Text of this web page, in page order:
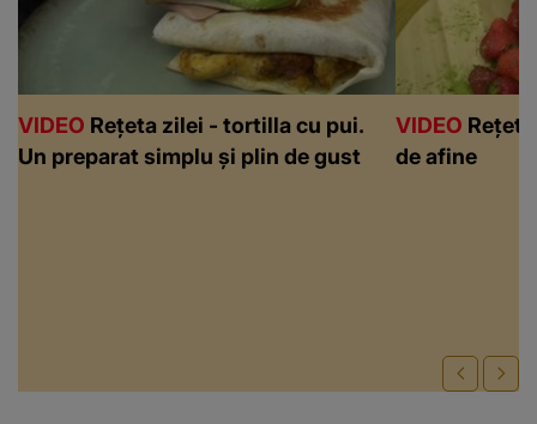
VIDEO Rețeta zilei - tortilla cu pui.
Un preparat simplu și plin de gust
VIDEO
de afine